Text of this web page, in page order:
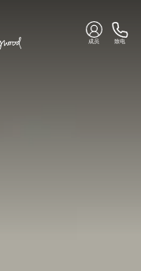
成员 致电